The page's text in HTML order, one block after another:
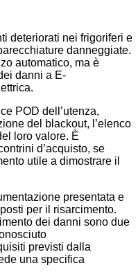
deteriorati nei frigoriferi e
danneggiate.
automatico, ma è
danni a E-
POD dell’utenza,
del blackout, l’elenco
loro valore. È
d’acquisto, se
utile a dimostrare il
presentata e
per il risarcimento.
dei danni sono due
previsti dalla
una specifica